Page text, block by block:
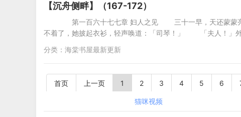
【沉舟侧畔】（167-172）
第一百六十七七章 妇人之见 三十一早，天还蒙蒙
不着了，她披起衣衫，轻声唤道：「司琴！」 「夫人！」
分类： 海棠书屋最新更新
首页 上一页 1 2 3 4 5 6
猫咪视频